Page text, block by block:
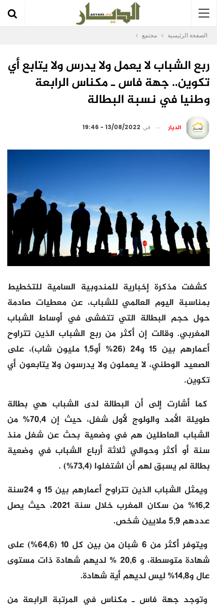
الصفحة الرئيسية مجتمع
ربع الشباب لا يعمل ولا يدرس ولا يتابع أي
تكوين.. جهة فاس ـ مكناس الرابعة
وطنيا في نسبة البطالة
الديار في 13/08/2022 - 19:46
كشفت مذكرة إخبارية للمندوبية السامية للتخطيط
بمناسبة اليوم العالمي للشباب، عن معطيات صادمة
حول حجم البطالة التي تتفشى في أوساط الشباب
المغربي. وقالت إن أكثر من ربع الشباب الذين تتراوح
أعمارهم بين 15 و24 (26% أو1,5 مليون شاب)، على
الصعيد الوطني، لا يعملون ولا يدرسون ولا يتابعون أي
تكوين.
كما أشارت إلى أن البطالة لدى الشباب هي بطالة
طويلة الأمد والولوج لأول شغل، حيث إن 70,4% من
الشباب العاطلين هم في وضعية بحث عن شغل منذ
سنة أو أكثر وحوالي ثلاثة أرباع الشباب في وضعية
بطالة لم يسبق لهم أن اشتغلوا (73,4%) .
ويمثل الشباب الذين تتراوح أعمارهم بين 15 و 24سنة
16,2% من سكان المغرب خلال سنة 2021، حيث يصل
عددهم 5,9 ملايين شخص.
ويتوفر أكثر من 6 شبان من بين كل 10 (64,6%) على
شهادة متوسطة، و 20,6 % لديهم شهادة ذات مستوى
عال و14,8% ليس لديهم أية شهادة.
وتوجد جهة فاس ـ مكناس في المرتبة الرابعة من